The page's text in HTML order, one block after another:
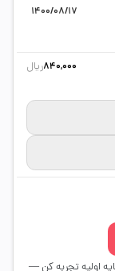
1400/08/17
840,000ریال
اولیه تجربه کن —